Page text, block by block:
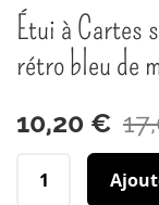
début
de
Galerie
Étui à Cartes
rétro bleu de
10,20 €